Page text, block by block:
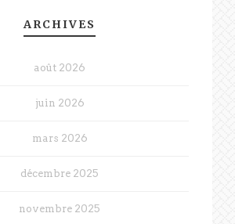
ARCHIVES
août 2026
juin 2026
mars 2026
décembre 2025
novembre 2025